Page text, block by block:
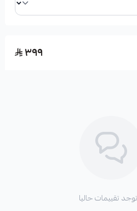
أصوات صفير مزعجة.
احتكاك عند استخدام الفرامل.
٣٩٩
تقييمات حاليا